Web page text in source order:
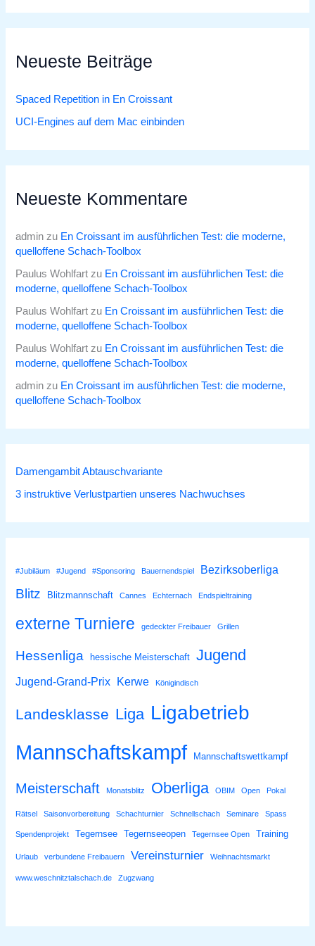
Neueste Beiträge
Spaced Repetition in En Croissant
UCI-Engines auf dem Mac einbinden
Neueste Kommentare
admin zu En Croissant im ausführlichen Test: die moderne,
quelloffene Schach-Toolbox
Paulus Wohlfart zu En Croissant im ausführlichen Test: die
moderne, quelloffene Schach-Toolbox
Paulus Wohlfart zu En Croissant im ausführlichen Test: die
moderne, quelloffene Schach-Toolbox
Paulus Wohlfart zu En Croissant im ausführlichen Test: die
moderne, quelloffene Schach-Toolbox
admin zu En Croissant im ausführlichen Test: die moderne,
quelloffene Schach-Toolbox
Damengambit Abtauschvariante
3 instruktive Verlustpartien unseres Nachwuchses
#Jubiläum #Jugend #Sponsoring Bauernendspiel Bezirksoberliga
Blitz Blitzmannschaft Cannes Echternach Endspieltraining
externe Turniere gedeckter Freibauer Grillen
Hessenliga hessische Meisterschaft Jugend
Jugend-Grand-Prix Kerwe Königindisch
Landesklasse Liga Ligabetrieb
Mannschaftskampf Mannschaftswettkampf
Meisterschaft Monatsblitz Oberliga OBIM Open Pokal
Rätsel Saisonvorbereitung Schachturnier Schnellschach Seminare Spass
Spendenprojekt Tegernsee Tegernseeopen Tegernsee Open Training
Urlaub verbundene Freibauern Vereinsturnier Weihnachtsmarkt
www.weschnitztalschach.de Zugzwang